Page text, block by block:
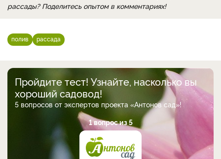
рассады? Поделитесь опытом в комментариях!
полив рассада
Пройдите тест! Узнайте, насколько вы
хороший садовод!
5 вопросов от экспертов проекта «Антонов сад»!
1 вопрос из 5